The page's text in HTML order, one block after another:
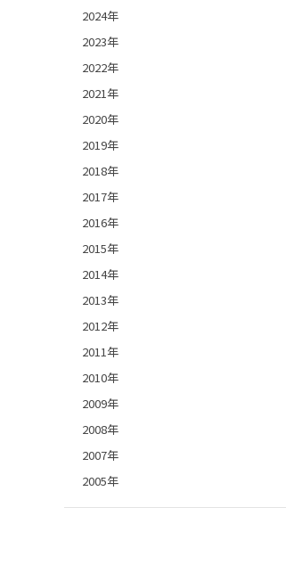
2024年
2023年
2022年
2021年
2020年
2019年
2018年
2017年
2016年
2015年
2014年
2013年
2012年
2011年
2010年
2009年
2008年
2007年
2005年